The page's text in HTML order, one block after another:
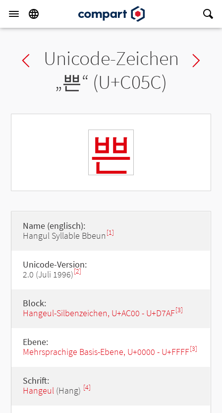
Previous char
Unicode-Zeichen
„쁜“ (U+C05C)
쁜
Name (englisch):
Hangul Syllable Bbeun [1]
Unicode-Version:
2.0 (Juli 1996)[2]
Block:
Hangeul-Silbenzeichen, U+AC00 - U+D7AF[3]
Ebene:
Mehrsprachige Basis-Ebene, U+0000 - U+FFFF[3]
Schrift:
Hangeul(Hang) [4]